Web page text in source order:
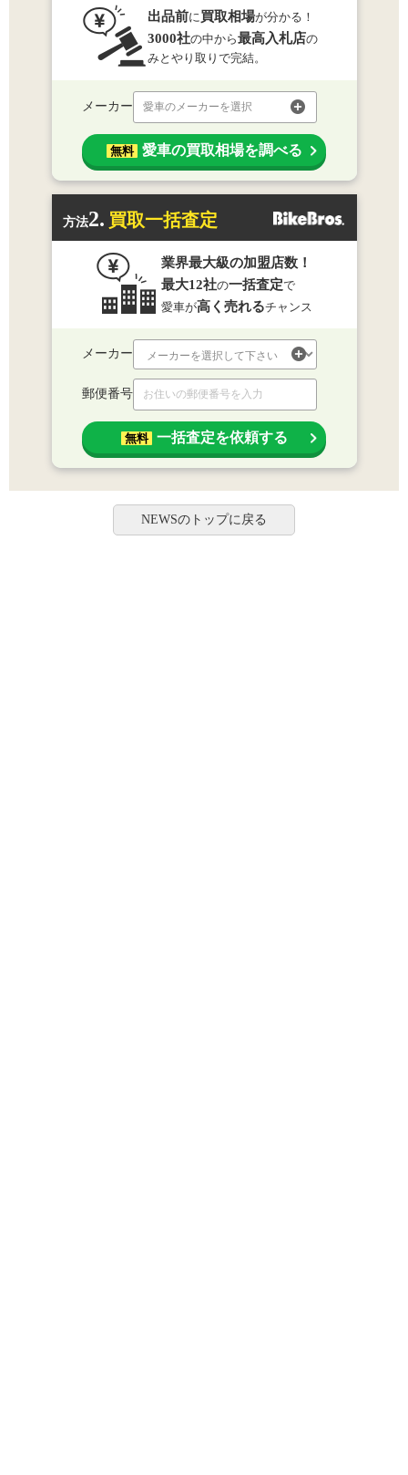
出品前に 買取相場が分かる！
3000社の中から最高入札店の
みとやり取りで完結。
メーカー 愛車のメーカーを選択
無料 愛車の買取相場を調べる
方法2. 買取一括査定
業界最大級の加盟店数！
最大12社の一括査定で
愛車が高く売れるチャンス
メーカー
郵便番号
無料 一括査定を依頼する
NEWSのトップに戻る